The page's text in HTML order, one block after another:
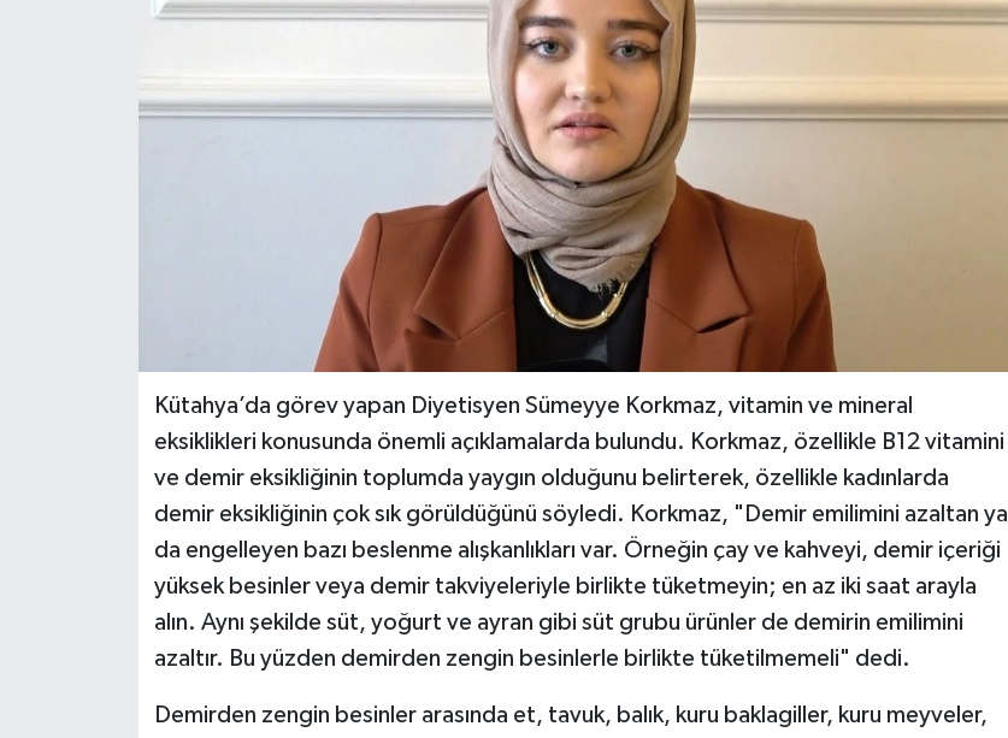
Kütahya’da görev yapan Diyetisyen Sümeyye Korkmaz, vitamin ve mineral
eksiklikleri konusunda önemli açıklamalarda bulundu. Korkmaz, özellikle B12 vitamini
ve demir eksikliğinin toplumda yaygın olduğunu belirterek, özellikle kadınlarda
demir eksikliğinin çok sık görüldüğünü söyledi. Korkmaz, "Demir emilimini azaltan ya
da engelleyen bazı beslenme alışkanlıkları var. Örneğin çay ve kahveyi, demir içeriği
yüksek besinler veya demir takviyeleriyle birlikte tüketmeyin; en az iki saat arayla
alın. Aynı şekilde süt, yoğurt ve ayran gibi süt grubu ürünler de demirin emilimini
azaltır. Bu yüzden demirden zengin besinlerle birlikte tüketilmemeli" dedi.
Demirden zengin besinler arasında et, tavuk, balık, kuru baklagiller, kuru meyveler,